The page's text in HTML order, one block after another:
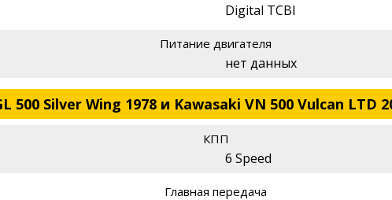
Digital TCBI
Питание двигателя
нет данных
500 Silver Wing 1978 и Kawasaki VN 500 Vulcan LTD
КПП
6 Speed
Главная передача